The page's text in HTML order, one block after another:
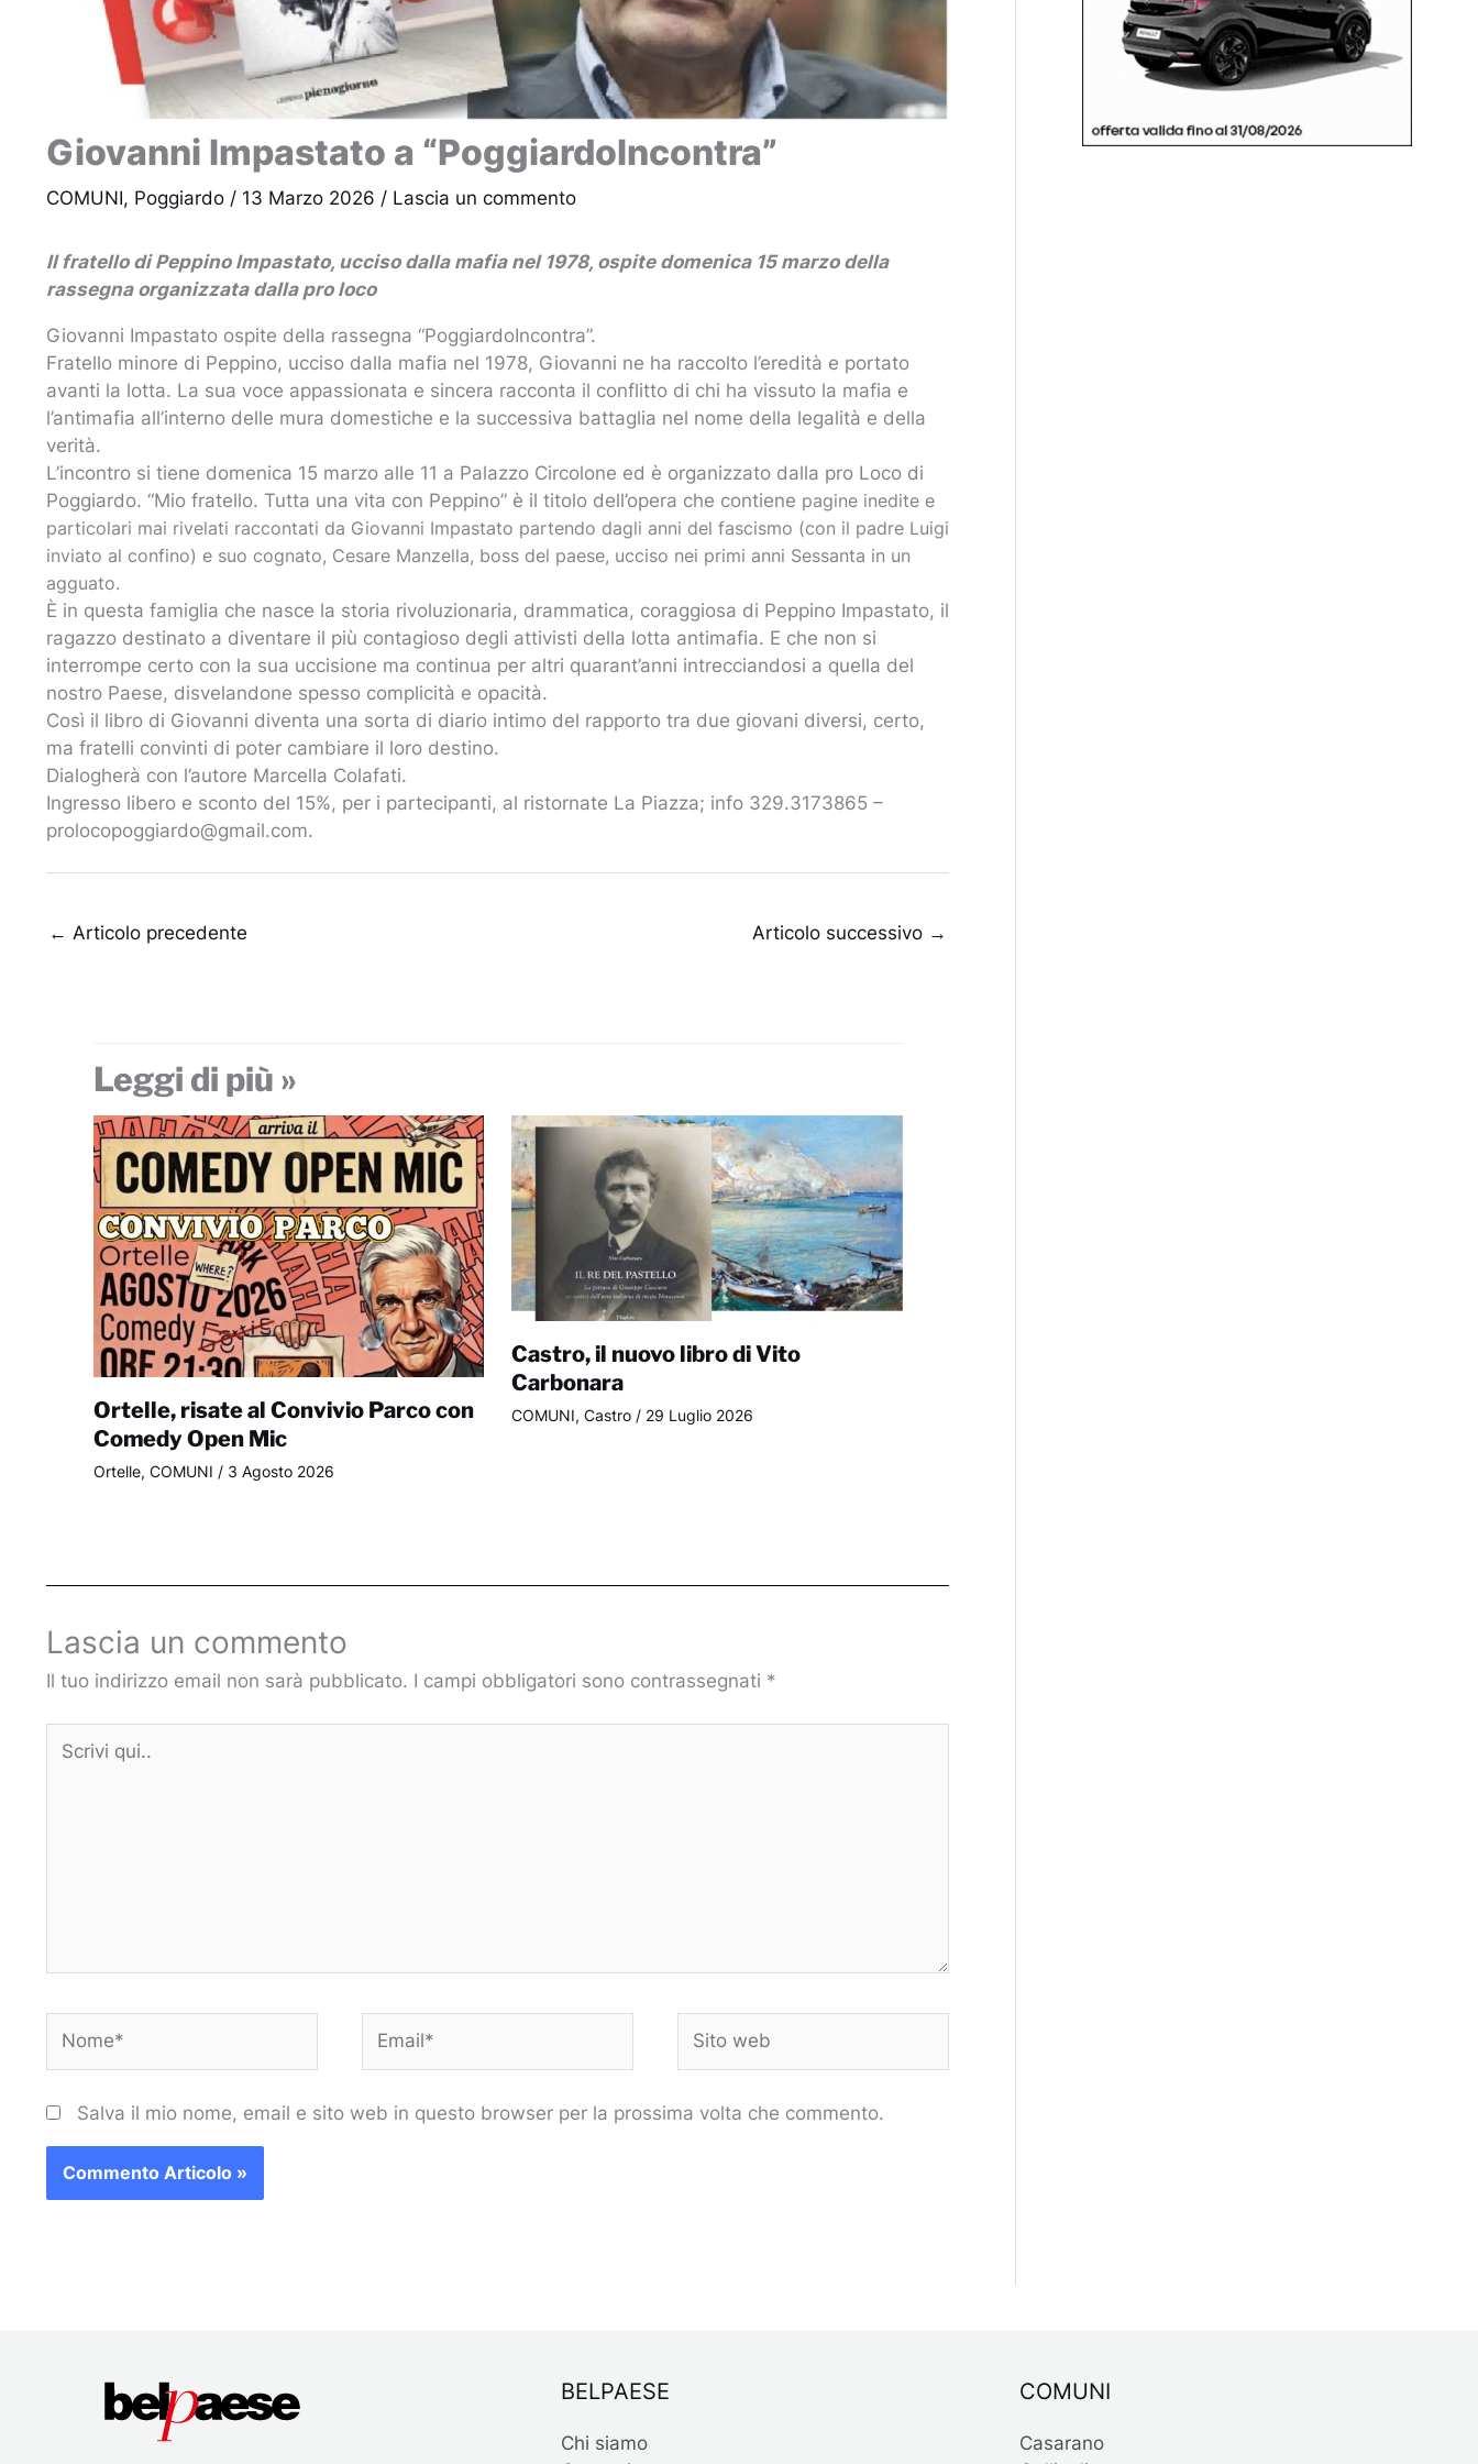
Giovanni Impastato a “PoggiardoIncontra”
COMUNI, Poggiardo / 13 Marzo 2026 / Lascia un commento
Il fratello di Peppino Impastato, ucciso dalla mafia nel 1978, ospite domenica 15 marzo della
rassegna organizzata dalla pro loco
Giovanni Impastato ospite della rassegna “PoggiardoIncontra”.
Fratello minore di Peppino, ucciso dalla mafia nel 1978, Giovanni ne ha raccolto l’eredità e portato
avanti la lotta. La sua voce appassionata e sincera racconta il conflitto di chi ha vissuto la mafia e
l’antimafia all’interno delle mura domestiche e la successiva battaglia nel nome della legalità e della
verità.
L’incontro si tiene domenica 15 marzo alle 11 a Palazzo Circolone ed è organizzato dalla pro Loco di
Poggiardo. “Mio fratello. Tutta una vita con Peppino” è il titolo dell’opera che contiene pagine inedite e
particolari mai rivelati raccontati da Giovanni Impastato partendo dagli anni del fascismo (con il padre Luigi
inviato al confino) e suo cognato, Cesare Manzella, boss del paese, ucciso nei primi anni Sessanta in un
agguato.
È in questa famiglia che nasce la storia rivoluzionaria, drammatica, coraggiosa di Peppino Impastato, il
ragazzo destinato a diventare il più contagioso degli attivisti della lotta antimafia. E che non si
interrompe certo con la sua uccisione ma continua per altri quarant’anni intrecciandosi a quella del
nostro Paese, disvelandone spesso complicità e opacità.
Così il libro di Giovanni diventa una sorta di diario intimo del rapporto tra due giovani diversi, certo,
ma fratelli convinti di poter cambiare il loro destino.
Dialogherà con l’autore Marcella Colafati.
Ingresso libero e sconto del 15%, per i partecipanti, al ristornate La Piazza; info 329.3173865 –
prolocopoggiardo@gmail.com.
← Articolo precedente Articolo successivo →
Leggi di più »
Ortelle, risate al Convivio Parco con
Comedy Open Mic
Ortelle, COMUNI / 3 Agosto 2026
Castro, il nuovo libro di Vito
Carbonara
COMUNI, Castro / 29 Luglio 2026
Lascia un commento
Il tuo indirizzo email non sarà pubblicato. I campi obbligatori sono contrassegnati *
qui..
web
Salva il mio nome, email e sito web in questo browser per la prossima volta che commento.
BELPAESE
Chi siamo
COMUNI
Casarano